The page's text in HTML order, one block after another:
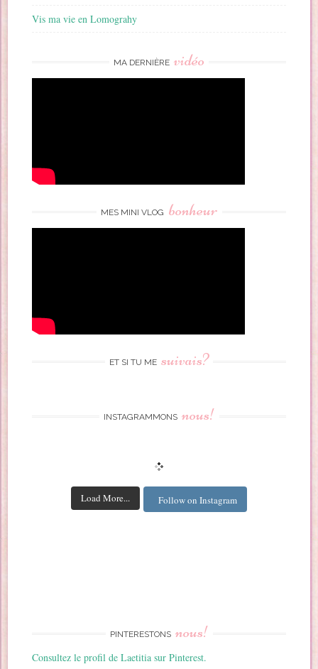
Vis ma vie en Lomograhy
MA DERNIÈRE vidéo
MES MINI VLOG bonheur
ET SI TU ME suivais?
INSTAGRAMMONS nous!
Load More... Follow on Instagram
PINTERESTONS nous!
Consultez le profil de Laetitia sur Pinterest.